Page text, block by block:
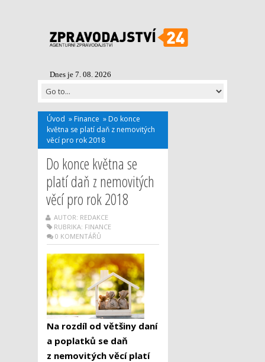
Dnes je 7. 08. 2026
Úvod » Finance » Do konce
května se platí daň z nemovitých
věcí pro rok 2018
Do konce května se
platí daň z nemovitých
věcí pro rok 2018
AUTOR: REDAKCE
RUBRIKA: FINANCE
0 KOMENTÁŘŮ
Na rozdíl od většiny daní
a poplatků se daň
z nemovitých věcí platí